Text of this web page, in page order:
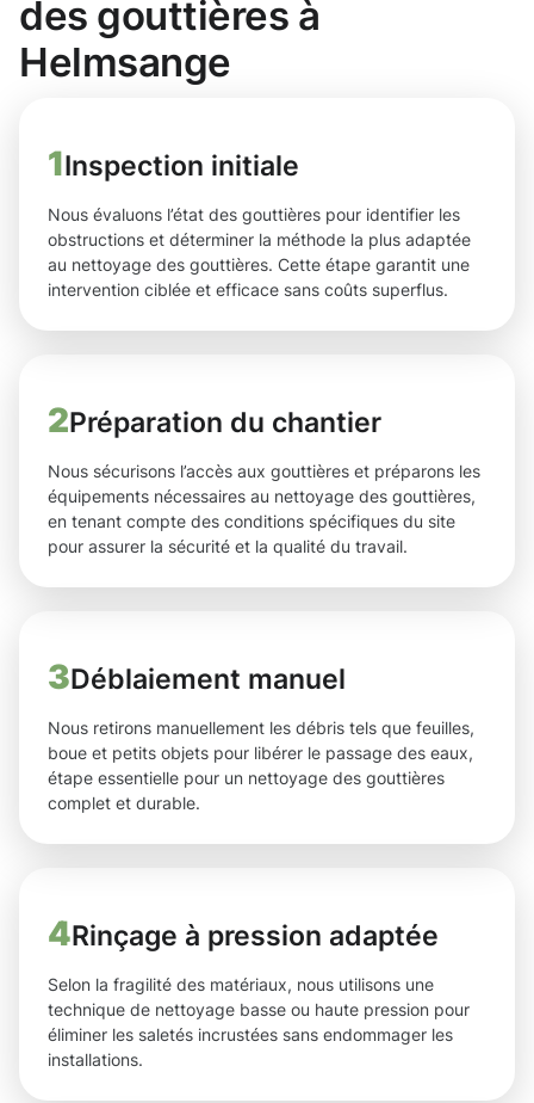
des gouttières à
Helmsange
1Inspection initiale
Nous évaluons l’état des gouttières pour identifier les
obstructions et déterminer la méthode la plus adaptée
au nettoyage des gouttières. Cette étape garantit une
intervention ciblée et efficace sans coûts superflus.
2Préparation du chantier
Nous sécurisons l’accès aux gouttières et préparons les
équipements nécessaires au nettoyage des gouttières,
en tenant compte des conditions spécifiques du site
pour assurer la sécurité et la qualité du travail.
3Déblaiement manuel
Nous retirons manuellement les débris tels que feuilles,
boue et petits objets pour libérer le passage des eaux,
étape essentielle pour un nettoyage des gouttières
complet et durable.
4Rinçage à pression adaptée
Selon la fragilité des matériaux, nous utilisons une
technique de nettoyage basse ou haute pression pour
éliminer les saletés incrustées sans endommager les
installations.